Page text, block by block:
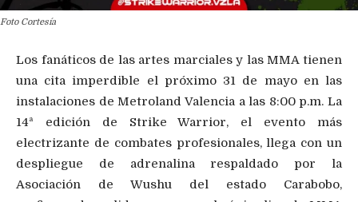
Foto Cortesía
Los fanáticos de las artes marciales y las MMA tienen
una cita imperdible el próximo 31 de mayo en las
instalaciones de Metroland Valencia a las 8:00 p.m. La
14ª edición de Strike Warrior, el evento más
electrizante de combates profesionales, llega con un
despliegue de adrenalina respaldado por la
Asociación de Wushu del estado Carabobo,